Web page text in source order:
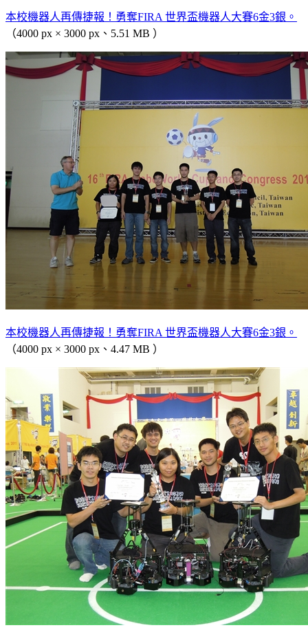
本校機器人再傳捷報！勇奪FIRA 世界盃機器人大賽6金3銀。
（4000 px × 3000 px、5.51 MB ）
本校機器人再傳捷報！勇奪FIRA 世界盃機器人大賽6金3銀。
（4000 px × 3000 px、4.47 MB ）